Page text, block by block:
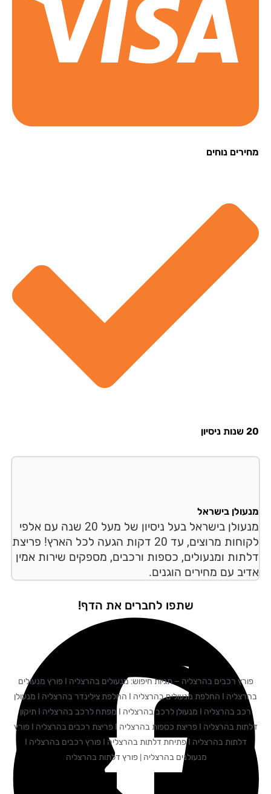
נוחים
בישראל
מנעולן בישראל בעל ניסיון של מעל 20 שנה עם אלפי
לקוחות מרוצים, עד 20 דקות הגעה לכל הארץ! פריצת
ומנעולים, כספות ורכבים, מספקים שירות אמין
עם מחירים הוגנים.
שתפו לחברים את הדף!
פורץ רכבים בהרצליה – תגיות חיפוש: מנעולים בהרצליה I פורץ מנעולים
בהרצליה I החלפת מנעולים בהרצליה I החלפת צילינדר בהרצליה I מנעולן
רכב בהרצליה I מנעולן לרכב בהרצליה I מפתח לרכב בהרצליה I תיקון
דלתות בהרצליה I פריצת כספות בהרצליה I פריצת רכבים בהרצליה I פורץ
דלתות בהרצליה I פתיחת דלתות בהרצליה I פורץ רכבים בהרצליה I
מנעולנים בהרצליה | פורץ דלתות בהרצליה